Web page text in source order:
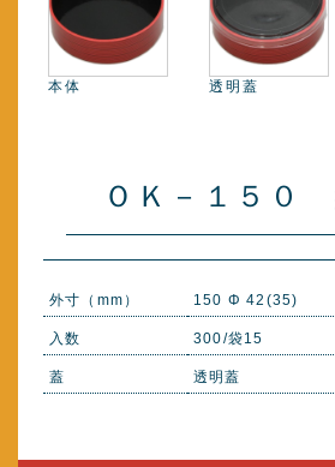
本体 透明蓋
ＯＫ－１５０
外寸（mm） 150 Φ 42(35)
入数 300/袋15
蓋 透明蓋